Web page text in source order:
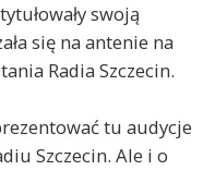
swoją
się na antenie na
Radia Szczecin.
tu audycje
Szczecin. Ale i o